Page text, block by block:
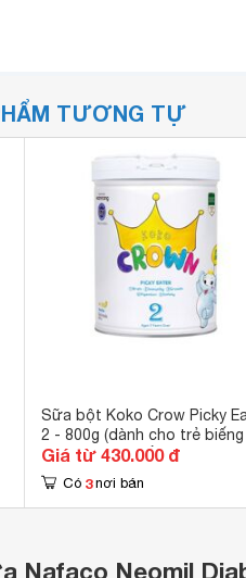
TƯƠNG TỰ
Sữa bột Koko Crow Picky
2 - 800g (dành cho trẻ biếng
từ 24 tháng tuổi trở lên)
Giá từ 430.000 đ
Có 3 nơi bán
Nafaco Neomil